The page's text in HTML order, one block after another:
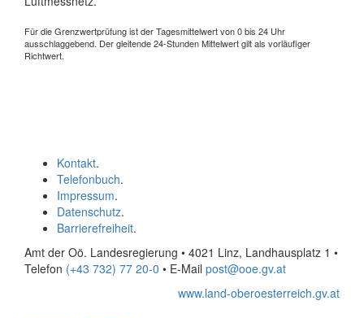
Für die Grenzwertprüfung ist der Tagesmittelwert von 0 bis 24 Uhr
ausschlaggebend. Der gleitende 24-Stunden Mittelwert gilt als vorläufiger
Richtwert.
Kontakt.
Telefonbuch.
Impressum.
Datenschutz.
Barrierefreiheit.
Amt der Oö. Landesregierung • 4021 Linz, Landhausplatz 1 •
Telefon (+43 732) 77 20-0 • E-Mail post@ooe.gv.at
www.land-oberoesterreich.gv.at